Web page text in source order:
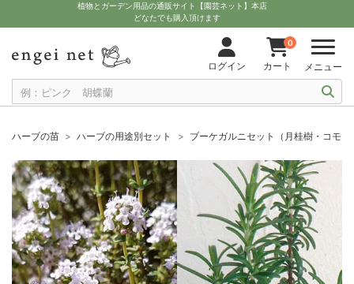
植物とガーデン用品の通販サイト【園芸ネット】本店
どなたでも購入頂けます
ログイン
0
カート メニュー
ハーブの苗 ハーブの用途別セット ブーケガルニセット（月桂樹・コモ